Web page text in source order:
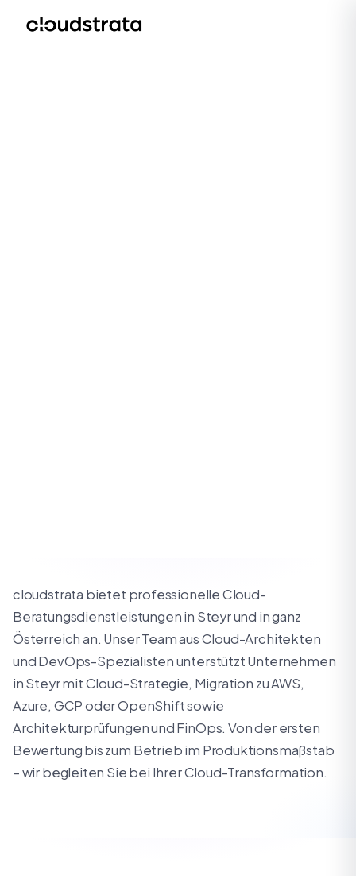
cloudstrata bietet professionelle Cloud-
Beratungsdienstleistungen in Steyr und in ganz
Österreich an. Unser Team aus Cloud-Architekten
und DevOps-Spezialisten unterstützt Unternehmen
in Steyr mit Cloud-Strategie, Migration zu AWS,
Azure, GCP oder OpenShift sowie
Architekturprüfungen und FinOps. Von der ersten
Bewertung bis zum Betrieb im Produktionsmaßstab
– wir begleiten Sie bei Ihrer Cloud-Transformation.